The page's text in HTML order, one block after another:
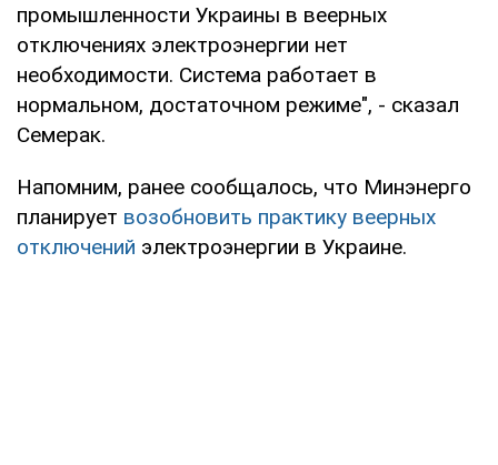
промышленности Украины в веерных
отключениях электроэнергии нет
необходимости. Система работает в
нормальном, достаточном режиме", - сказал
Семерак.
Напомним, ранее сообщалось, что Минэнерго
планирует возобновить практику веерных
отключений электроэнергии в Украине.